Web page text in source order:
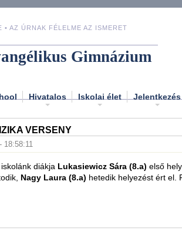
AZ ÚRNAK FÉLELME AZ ISMERET
Gimnázium
Hivatalos Iskolai élet Jelentkezés
VERSENY
18:58:11
diákja Lukasiewicz Sára (8.a) első
Nagy Laura (8.a) hetedik helyezést ért el.